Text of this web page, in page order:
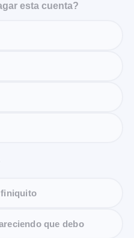
esta cuenta?
finiquito
que debo